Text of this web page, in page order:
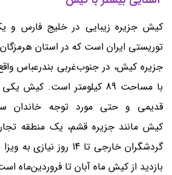
کیش جزیره زیبایی در خلیج فارس و
توریستی ایران است که در استان هرمزگان
جزیره کیش، در جنوب‌غربی بندرعباس
با مساحت 89 کیلومتر است.
قدیمی و حتی مورد توجه خاندان
کیش مانند جزیره قشم، یک منطقه
گردشگران خارجی تا 14 روز
بازدید از کیش ماه آبان تا فروردین‌ماه